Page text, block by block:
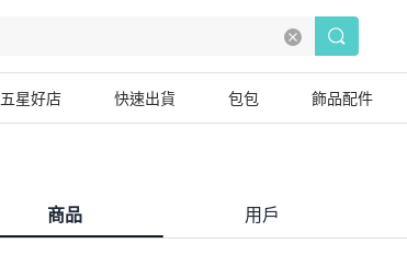
五星好店 快速出貨 包包 飾品配件
商品 用戶